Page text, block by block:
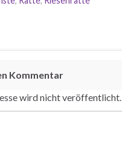
Kommentar
wird nicht veröffentlicht.